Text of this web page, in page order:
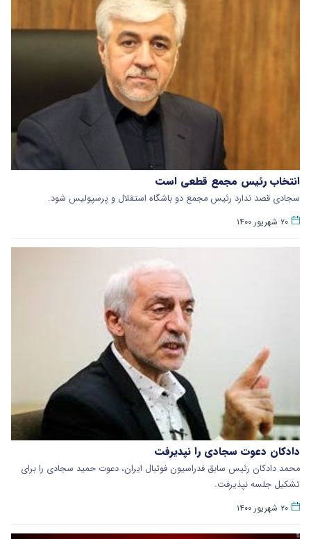
انتخاب رئیس مجمع قطعی است
سجادی قصد ندارد رئیس مجمع دو باشگاه استقلال و پرسپولیس شود.
۲۰ شهریور ۱۴۰۰
دادکان دعوت سجادی را نپدیرفت
محمد دادکان رئیس سابق فدراسیون فوتبال ایران، دعوت حمید سجادی را برای
تشکیل جلسه نپذیرفت.
۲۰ شهریور ۱۴۰۰